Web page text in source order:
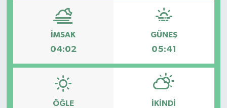
İMSAK
04:02
GÜNEŞ
05:41
ÖĞLE İKINDI